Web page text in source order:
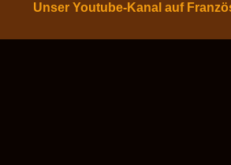
Unser Youtube-Kanal auf